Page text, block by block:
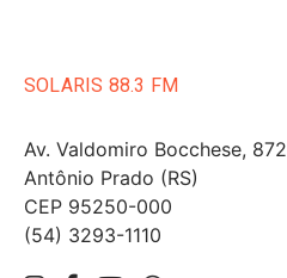
SOLARIS 88.3 FM
Av. Valdomiro Bocchese, 872
Antônio Prado (RS)
CEP 95250-000
(54) 3293-1110